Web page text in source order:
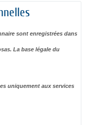
sont enregistrées dans
La base légale du
uniquement aux services